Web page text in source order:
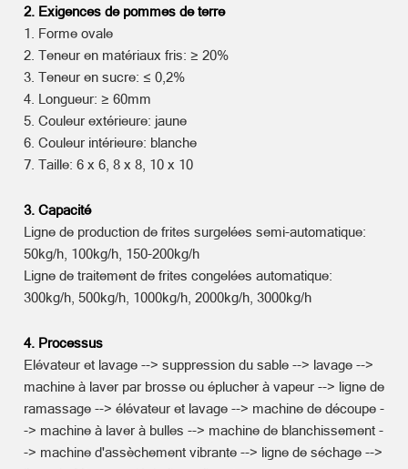
2. Exigences de pommes de terre
1. Forme ovale
2. Teneur en matériaux fris: ≥ 20%
3. Teneur en sucre: ≤ 0,2%
4. Longueur: ≥ 60mm
5. Couleur extérieure: jaune
6. Couleur intérieure: blanche
7. Taille: 6 x 6, 8 x 8, 10 x 10
3. Capacité
Ligne de production de frites surgelées semi-automatique:
50kg/h, 100kg/h, 150-200kg/h
Ligne de traitement de frites congelées automatique:
300kg/h, 500kg/h, 1000kg/h, 2000kg/h, 3000kg/h
4. Processus
Elévateur et lavage --> suppression du sable --> lavage -->
machine à laver par brosse ou éplucher à vapeur --> ligne de
ramassage --> élévateur et lavage --> machine de découpe -
-> machine à laver à bulles --> machine de blanchissement -
-> machine d'assèchement vibrante --> ligne de séchage -->